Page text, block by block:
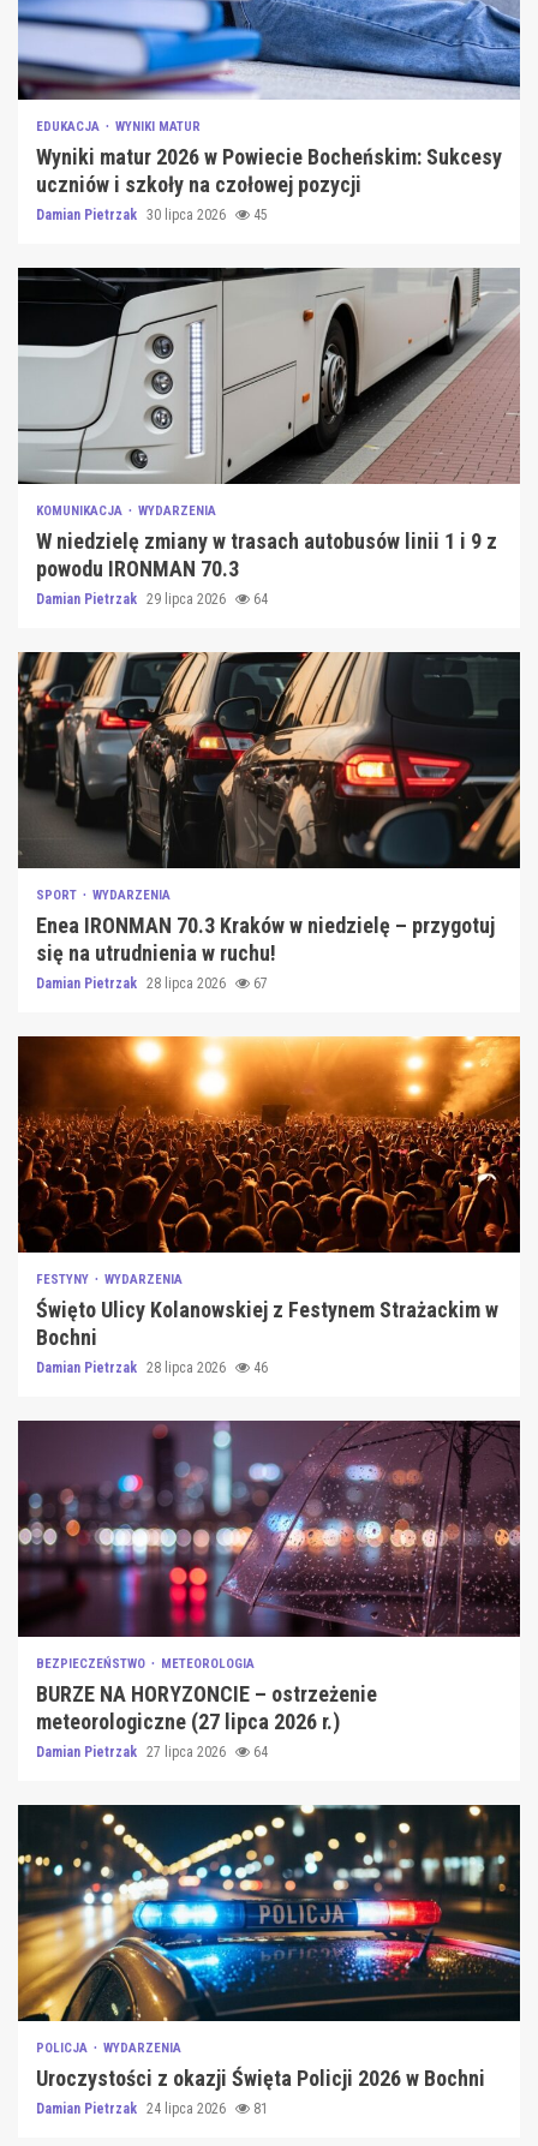
EDUKACJA WYNIKI MATUR
Wyniki matur 2026 w Powiecie Bocheńskim: Sukcesy
uczniów i szkoły na czołowej pozycji
Damian Pietrzak 30 lipca 2026 45
KOMUNIKACJA WYDARZENIA
W niedzielę zmiany w trasach autobusów linii 1 i 9 z
powodu IRONMAN 70.3
Damian Pietrzak 29 lipca 2026 64
SPORT WYDARZENIA
Enea IRONMAN 70.3 Kraków w niedzielę – przygotuj
się na utrudnienia w ruchu!
Damian Pietrzak 28 lipca 2026 67
FESTYNY WYDARZENIA
Święto Ulicy Kolanowskiej z Festynem Strażackim w
Bochni
Damian Pietrzak 28 lipca 2026 46
BEZPIECZEŃSTWO METEOROLOGIA
BURZE NA HORYZONCIE – ostrzeżenie
meteorologiczne (27 lipca 2026 r.)
Damian Pietrzak 27 lipca 2026 64
POLICJA WYDARZENIA
Uroczystości z okazji Święta Policji 2026 w Bochni
Damian Pietrzak 24 lipca 2026 81